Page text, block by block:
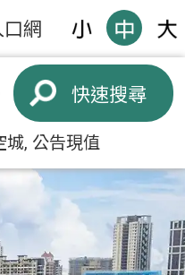
網
搜尋
城 公告現值